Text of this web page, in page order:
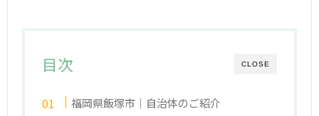
CLOSE
目次
福岡県飯塚市｜自治体のご紹介